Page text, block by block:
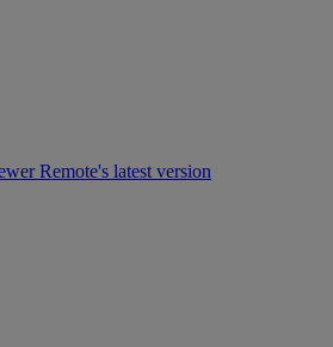
Remote's latest version